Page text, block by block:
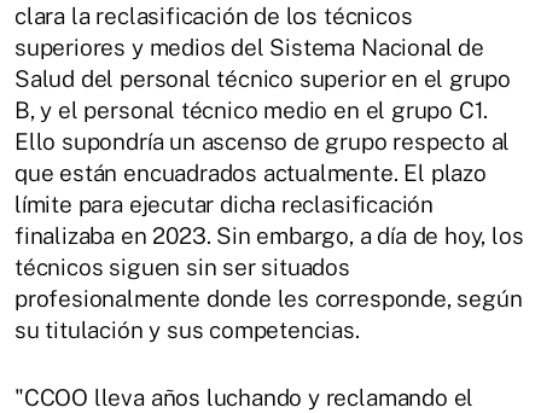
clara la reclasificación de los técnicos
superiores y medios del Sistema Nacional de
Salud del personal técnico superior en el grupo
B, y el personal técnico medio en el grupo C1.
Ello supondría un ascenso de grupo respecto al
que están encuadrados actualmente. El plazo
límite para ejecutar dicha reclasificación
finalizaba en 2023. Sin embargo, a día de hoy, los
técnicos siguen sin ser situados
profesionalmente donde les corresponde, según
su titulación y sus competencias.
"CCOO lleva años luchando y reclamando el